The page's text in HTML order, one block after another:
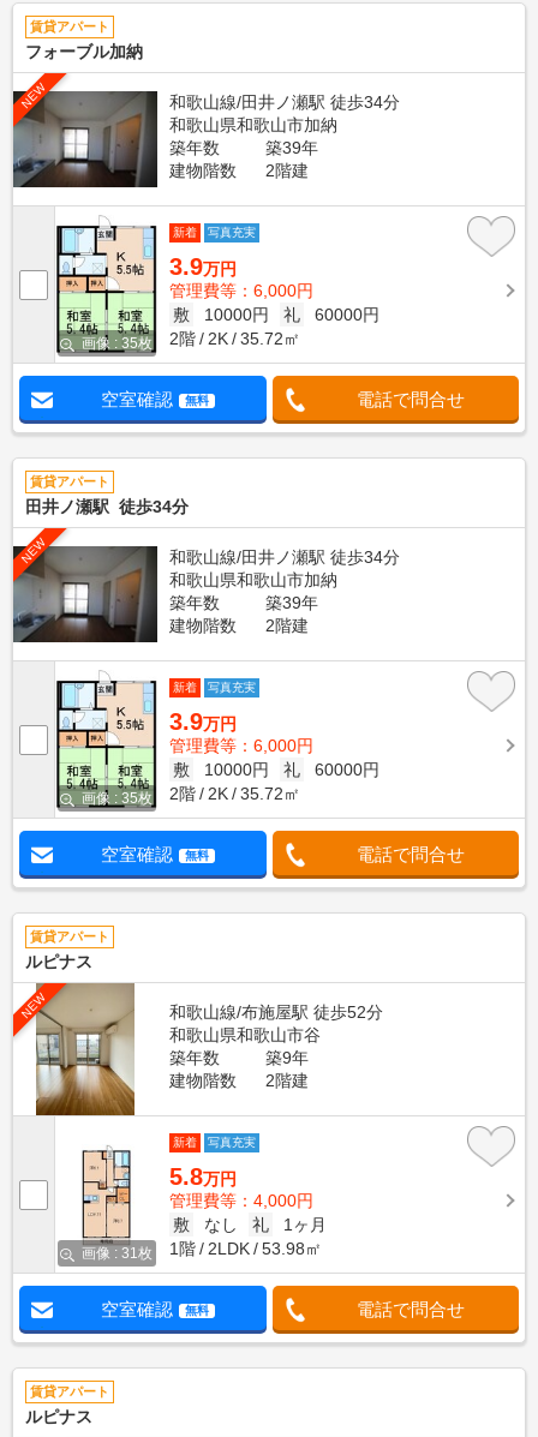
賃貸アパート
フォーブル加納
NEW
和歌山線/田井ノ瀬駅 徒歩34分
和歌山県和歌山市加納
築年数
築39年
建物階数
2階建
画像 : 35枚
新着 写真充実
3.9万円
管理費等：6,000円
敷
10000円 礼
60000円
2階
2K 35.72㎡
空室確認 無料 電話で問合せ
賃貸アパート
田井ノ瀬駅 徒歩34分
NEW
和歌山線/田井ノ瀬駅 徒歩34分
和歌山県和歌山市加納
築年数
築39年
建物階数
2階建
画像 : 35枚
新着 写真充実
3.9万円
管理費等：6,000円
敷
10000円 礼
60000円
2階
2K 35.72㎡
空室確認 無料 電話で問合せ
賃貸アパート
ルピナス
NEW
和歌山線/布施屋駅 徒歩52分
和歌山県和歌山市谷
築年数
築9年
建物階数
2階建
画像 : 31枚
新着 写真充実
5.8万円
管理費等：4,000円
敷
なし 礼
1ヶ月
1階
2LDK 53.98㎡
空室確認 無料 電話で問合せ
賃貸アパート
ルピナス